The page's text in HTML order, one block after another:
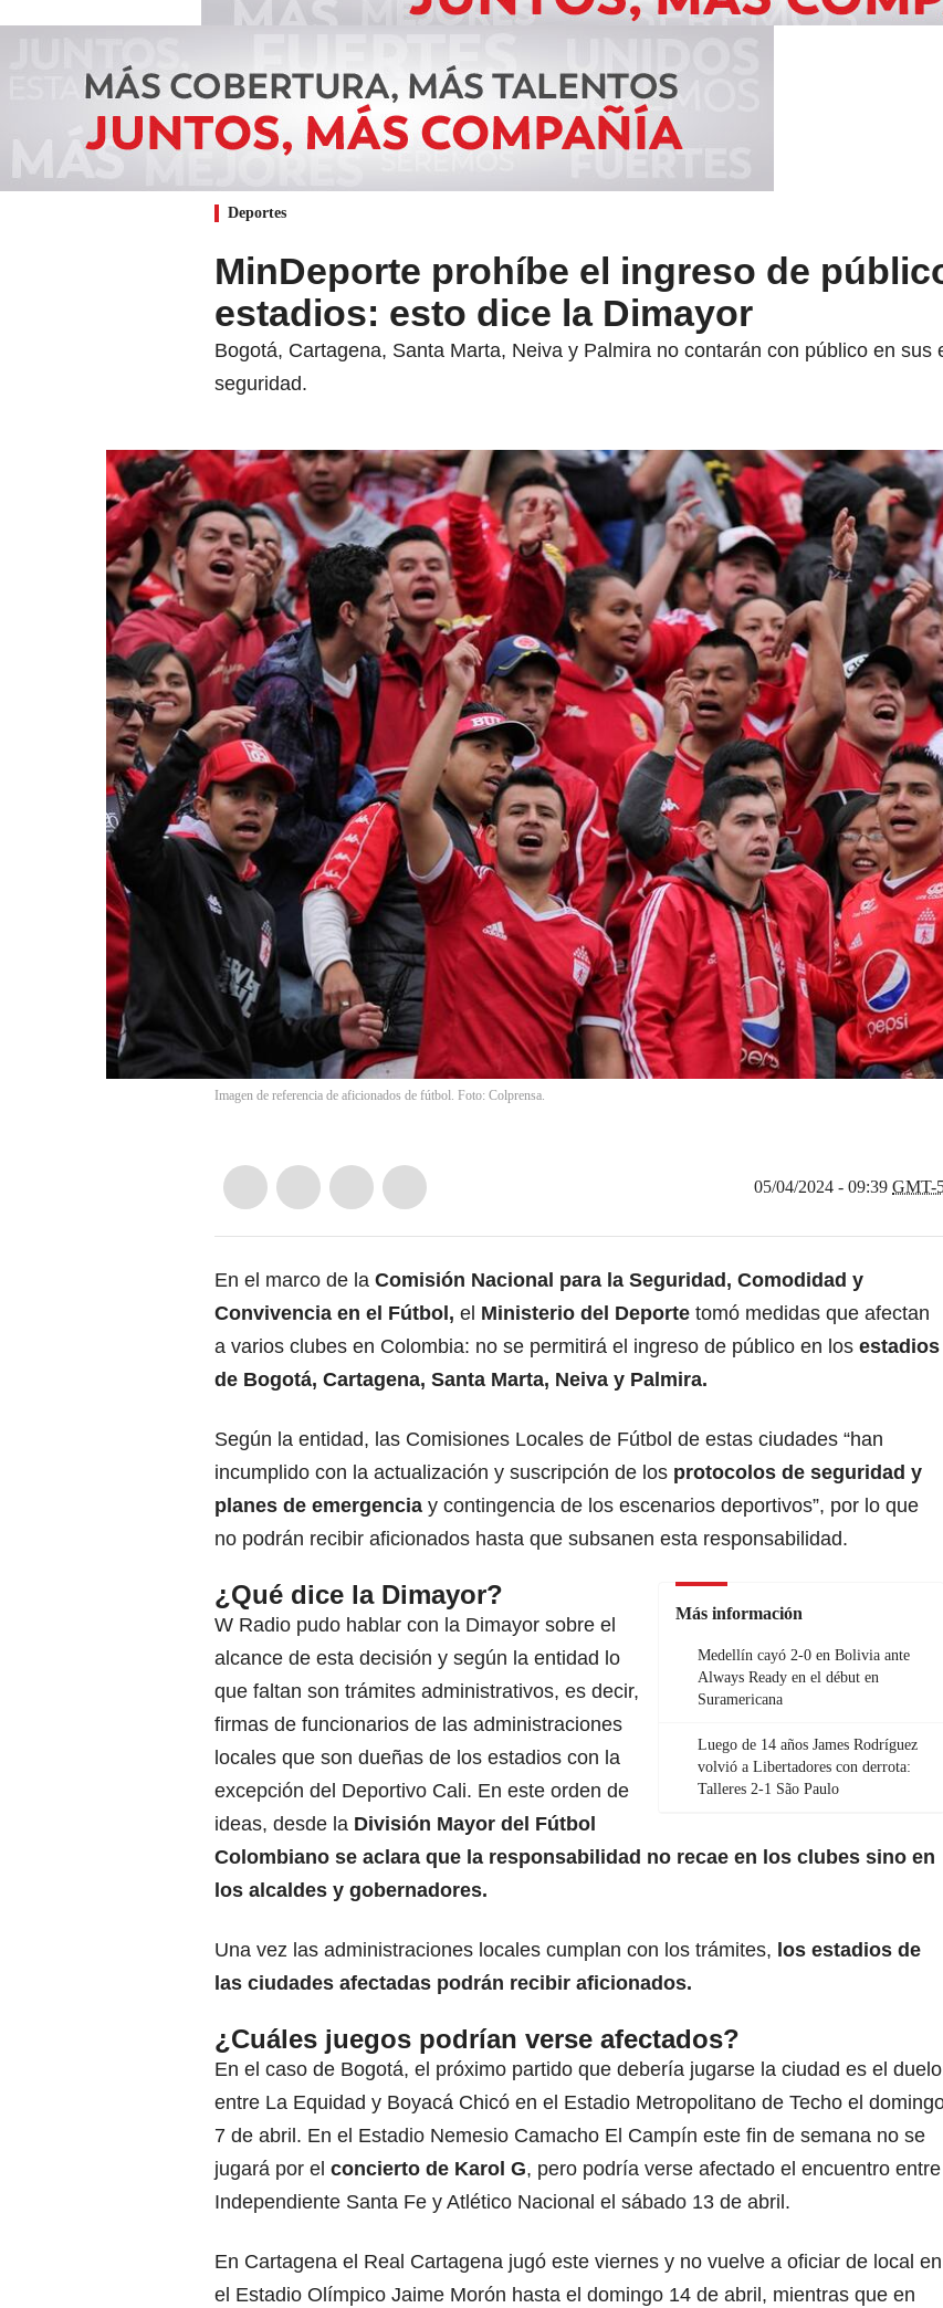
Deportes
MinDeporte prohíbe el ingreso de
estadios: esto dice la Dimayor
Bogotá, Cartagena, Santa Marta, Neiva y Palmira no contarán con público en
seguridad.
Imagen de referencia de aficionados de fútbol. Foto: Colprensa.
05/04/2024 - 09:39 GMT-
En el marco de la Comisión Nacional para la Seguridad, Comodidad y
Convivencia en el Fútbol, el Ministerio del Deporte tomó medidas que afectan
a varios clubes en Colombia: no se permitirá el ingreso de público en los estadios
de Bogotá, Cartagena, Santa Marta, Neiva y Palmira.
Según la entidad, las Comisiones Locales de Fútbol de estas ciudades “han
incumplido con la actualización y suscripción de los protocolos de seguridad y
planes de emergencia y contingencia de los escenarios deportivos”, por lo que
no podrán recibir aficionados hasta que subsanen esta responsabilidad.
Más información
Medellín cayó 2-0 en Bolivia ante
Always Ready en el début en
Suramericana
Luego de 14 años James Rodríguez
volvió a Libertadores con derrota:
Talleres 2-1 São Paulo
¿Qué dice la Dimayor?
W Radio pudo hablar con la Dimayor sobre el
alcance de esta decisión y según la entidad lo
que faltan son trámites administrativos, es decir,
firmas de funcionarios de las administraciones
locales que son dueñas de los estadios con la
excepción del Deportivo Cali. En este orden de
ideas, desde la División Mayor del Fútbol
Colombiano se aclara que la responsabilidad no recae en los clubes sino en
los alcaldes y gobernadores.
Una vez las administraciones locales cumplan con los trámites, los estadios de
las ciudades afectadas podrán recibir aficionados.
¿Cuáles juegos podrían verse afectados?
En el caso de Bogotá, el próximo partido que debería jugarse la ciudad es el duelo
entre La Equidad y Boyacá Chicó en el Estadio Metropolitano de Techo el
7 de abril. En el Estadio Nemesio Camacho El Campín este fin de semana no se
jugará por el concierto de Karol G, pero podría verse afectado el encuentro entre
Independiente Santa Fe y Atlético Nacional el sábado 13 de abril.
En Cartagena el Real Cartagena jugó este viernes y no vuelve a oficiar de local en
el Estadio Olímpico Jaime Morón hasta el domingo 14 de abril, mientras que en